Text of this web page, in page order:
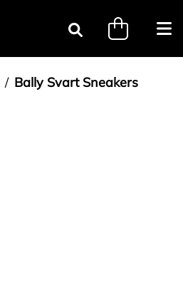
Sök
Bally Svart Sneakers